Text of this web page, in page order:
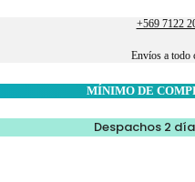
+569 7122
Envíos a todo
MÍNIMO DE
Despachos 2